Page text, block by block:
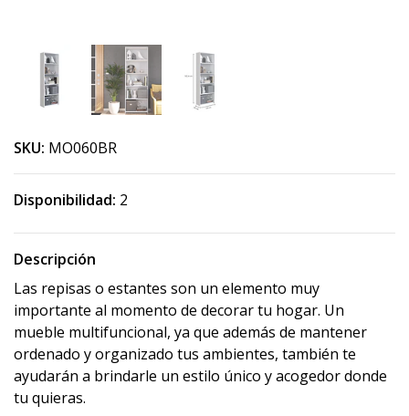
SKU: MO060BR
Disponibilidad: 2
Descripción
Las repisas o estantes son un elemento muy
importante al momento de decorar tu hogar. Un
mueble multifuncional, ya que además de mantener
ordenado y organizado tus ambientes, también te
ayudarán a brindarle un estilo único y acogedor donde
tu quieras.